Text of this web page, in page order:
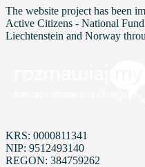
The website project has been
Active Citizens - National
Liechtenstein and Norway
KRS: 0000811341
NIP: 9512493140
REGON: 384759262